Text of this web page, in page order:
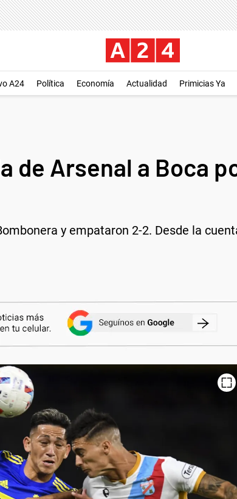
A24 Política Economía Actualidad Primicias Ya
de Arsenal a Boca
y empataron 2-2. Desde la